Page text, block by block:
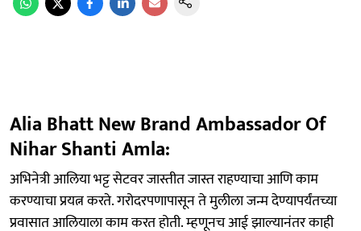
Alia Bhatt New Brand Ambassador Of
Nihar Shanti Amla:
अभिनेत्री आलिया भट्ट सेटवर जास्तीत जास्त राहण्याचा आणि काम
करण्याचा प्रयत्न करते. गरोदरपणापासून ते मुलीला जन्म देण्‍यापर्यंतच्या
प्रवासात आलियाला काम करत होती. म्हणूनच आई झाल्यानंतर काही